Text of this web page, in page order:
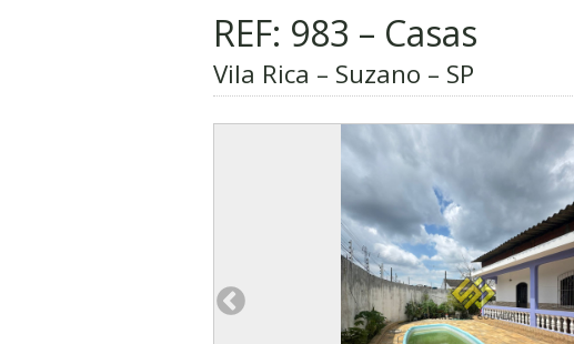
REF: 983 – Casas
Vila Rica – Suzano – SP